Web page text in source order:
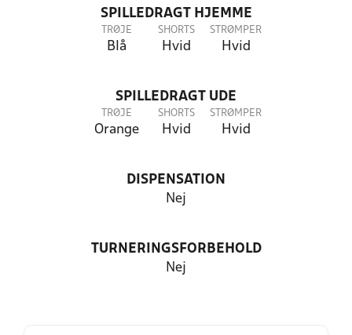
SPILLEDRAGT HJEMME
TRØJE
Blå
SHORTS
Hvid
STRØMPER
Hvid
SPILLEDRAGT UDE
TRØJE
Orange
SHORTS
Hvid
STRØMPER
Hvid
DISPENSATION
Nej
TURNERINGSFORBEHOLD
Nej